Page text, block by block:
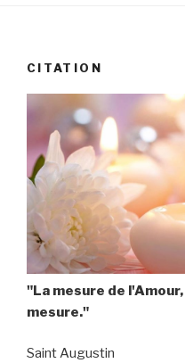
CITATION
"La mesure de
mesure."
Saint Augustin